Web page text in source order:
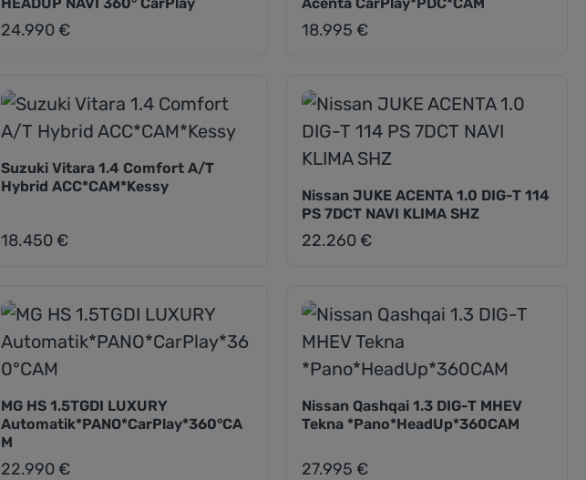
Regulärer Preis:
24.990 € Regulärer Preis:
18.995 €
Suzuki Vitara 1.4 Comfort A/T
Hybrid ACC*CAM*Kessy
Regulärer Preis:
18.450 €
Nissan JUKE ACENTA 1.0 DIG-T 114
PS 7DCT NAVI KLIMA SHZ
Regulärer Preis:
22.260 €
MG HS 1.5TGDI LUXURY
Automatik*PANO*CarPlay*360°CA
M
Regulärer Preis:
22.990 €
Nissan Qashqai 1.3 DIG-T MHEV
Tekna *Pano*HeadUp*360CAM
Regulärer Preis:
27.995 €